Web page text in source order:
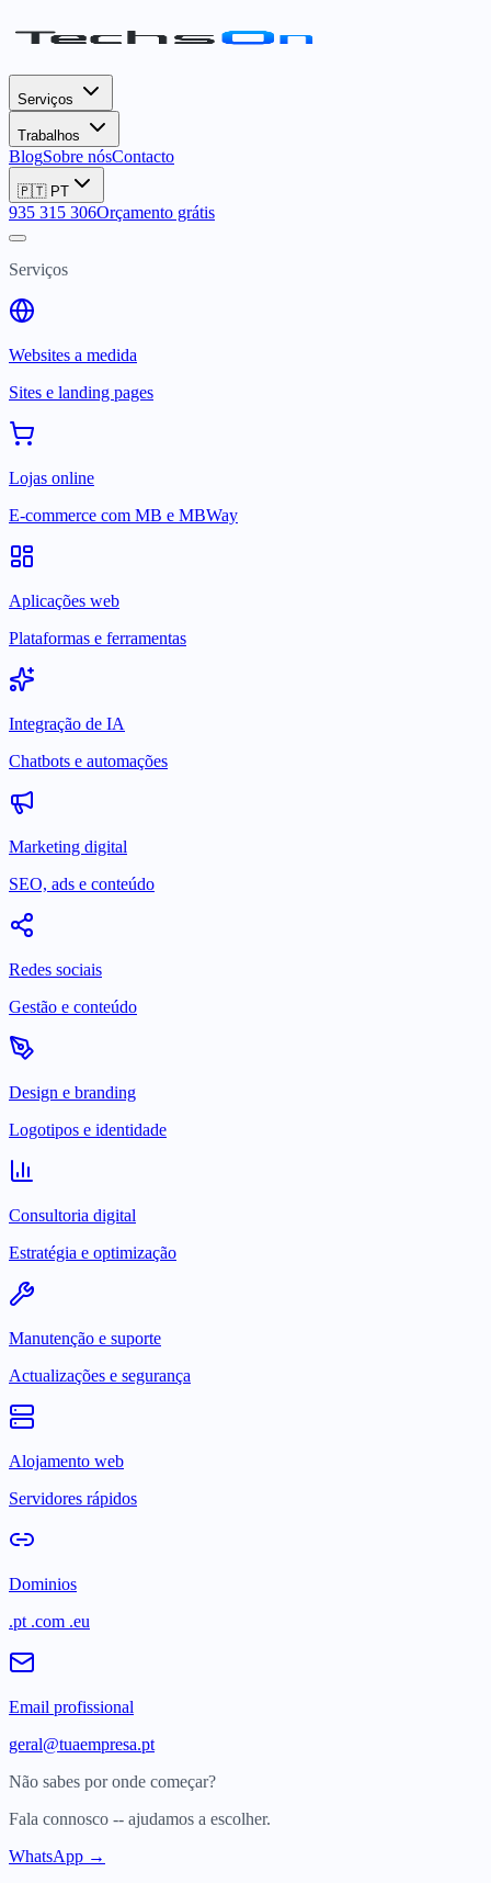
Serviços
Trabalhos
BlogSobre nósContacto
🇵🇹 PT
935 315 306Orçamento grátis
Serviços
Websites a medida
Sites e landing pages
Lojas online
E-commerce com MB e MBWay
Aplicações web
Plataformas e ferramentas
Integração de IA
Chatbots e automações
Marketing digital
SEO, ads e conteúdo
Redes sociais
Gestão e conteúdo
Design e branding
Logotipos e identidade
Consultoria digital
Estratégia e optimização
Manutenção e suporte
Actualizações e segurança
Alojamento web
Servidores rápidos
Dominios
.pt .com .eu
Email profissional
geral@tuaempresa.pt
Não sabes por onde começar?
Fala connosco -- ajudamos a escolher.
WhatsApp →